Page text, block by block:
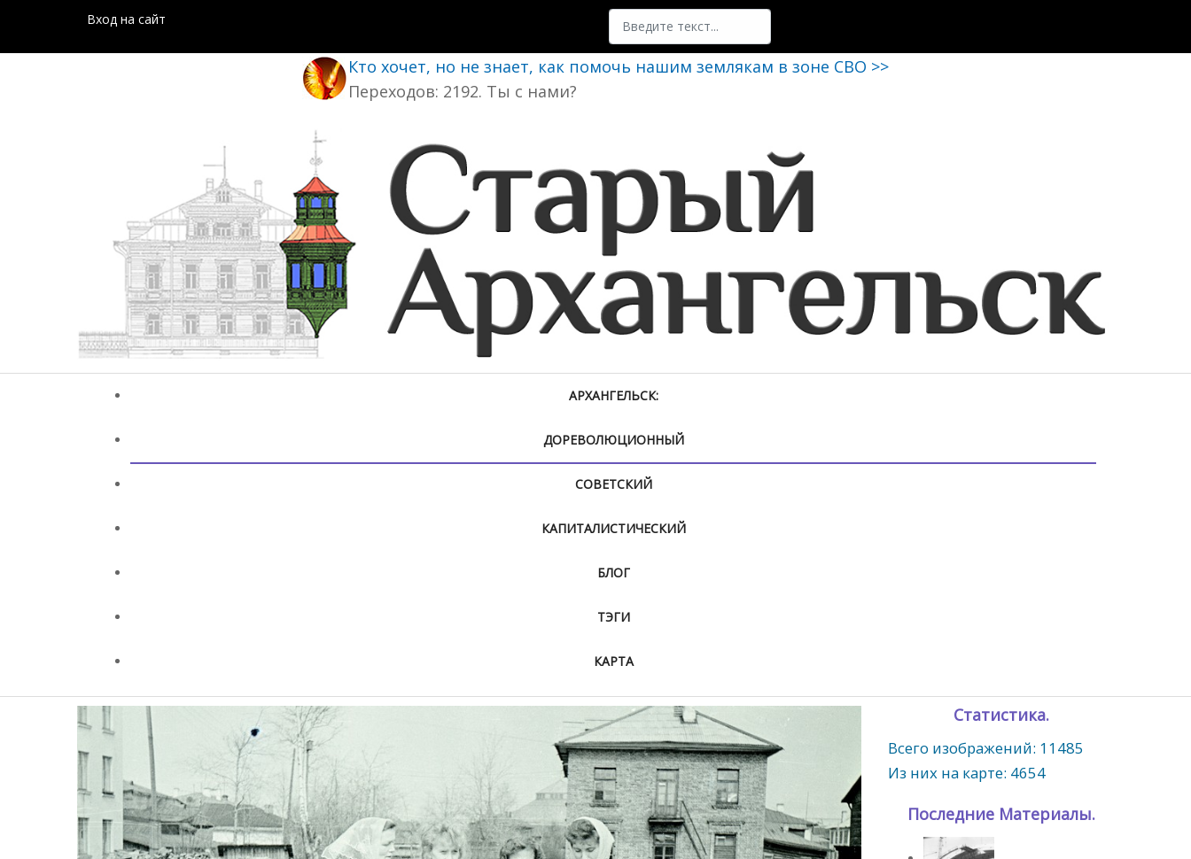
Вход на сайт Поиск
Кто хочет, но не знает, как помочь нашим землякам в зоне СВО >>
Переходов: 2192. Ты с нами?
АРХАНГЕЛЬСК:
ДОРЕВОЛЮЦИОННЫЙ
СОВЕТСКИЙ
КАПИТАЛИСТИЧЕСКИЙ
БЛОГ
ТЭГИ
КАРТА
Статистика.
Всего изображений: 11485
Из них на карте: 4654
Последние Материалы.